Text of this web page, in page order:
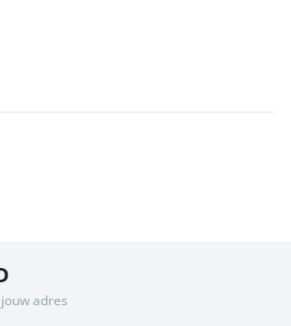
adres